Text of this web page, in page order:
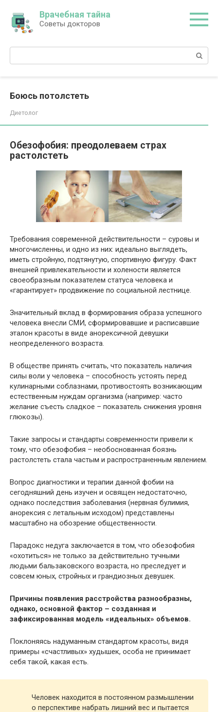
контенту
Врачебная тайна
Советы докторов
Поиск:
Боюсь потолстеть
Диетолог
Обезофобия: преодолеваем страх
растолстеть
Требования современной действительности – суровы и
многочисленны, и одно из них: идеально выглядеть,
иметь стройную, подтянутую, спортивную фигуру. Факт
внешней привлекательности и холености является
своеобразным показателем статуса человека и
«гарантирует» продвижение по социальной лестнице.
Значительный вклад в формирования образа успешного
человека внесли СМИ, сформировавшие и расписавшие
эталон красоты в виде анорексичной девушки
неопределенного возраста.
В обществе принять считать, что показатель наличия
силы воли у человека – способность устоять перед
кулинарными соблазнами, противостоять возникающим
естественным нуждам организма (например: часто
желание съесть сладкое – показатель снижения уровня
глюкозы).
Такие запросы и стандарты современности привели к
тому, что обезофобия – необоснованная боязнь
растолстеть стала частым и распространенным явлением.
Вопрос диагностики и терапии данной фобии на
сегодняшний день изучен и освящен недостаточно,
однако последствия заболевания (нервная булимия,
анорексия с летальным исходом) представлены
масштабно на обозрение общественности.
Парадокс недуга заключается в том, что обезофобия
«охотиться» не только за действительно тучными
людьми бальзаковского возраста, но преследует и
совсем юных, стройных и грандиозных девушек.
Причины появления расстройства разнообразны,
однако, основной фактор – созданная и
зафиксированная модель «идеальных» объемов.
Поклоняясь надуманным стандартом красоты, видя
примеры «счастливых» худышек, особа не принимает
себя такой, какая есть.
Человек находится в постоянном размышлении
о перспективе набрать лишний вес и пытается